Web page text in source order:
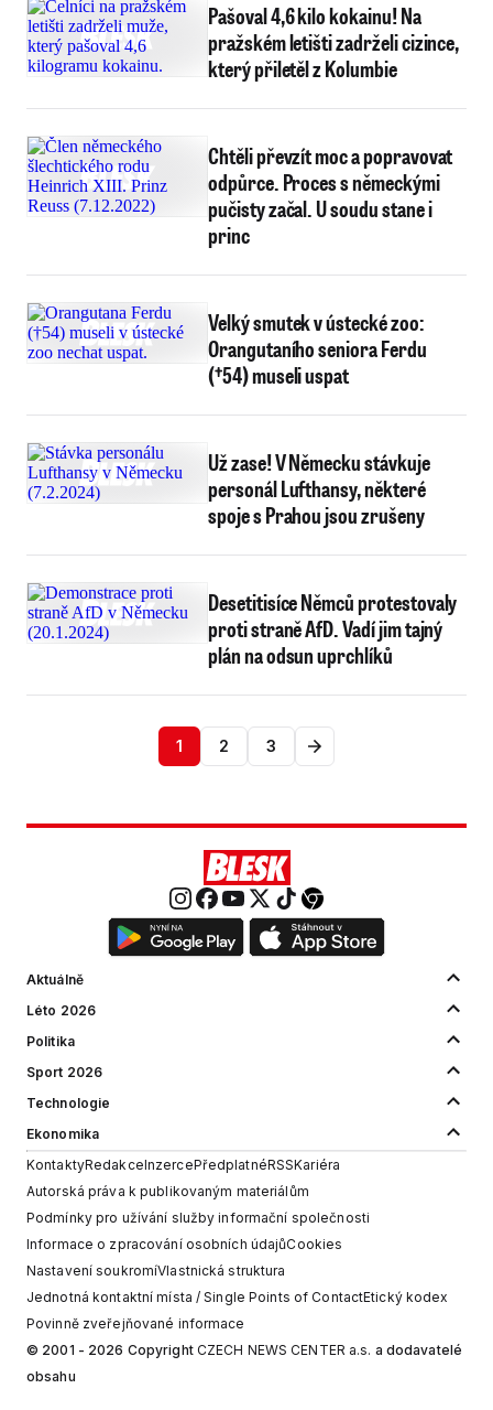
Pašoval 4,6 kilo kokainu! Na
pražském letišti zadrželi cizince,
který přiletěl z Kolumbie
Chtěli převzít moc a popravovat
odpůrce. Proces s německými
pučisty začal. U soudu stane i
princ
Velký smutek v ústecké zoo:
Orangutaního seniora Ferdu
(†54) museli uspat
Už zase! V Německu stávkuje
personál Lufthansy, některé
spoje s Prahou jsou zrušeny
Desetitisíce Němců protestovaly
proti straně AfD. Vadí jim tajný
plán na odsun uprchlíků
1 2 3
Aktuálně
Léto 2026
Politika
Sport 2026
Technologie
Ekonomika
KontaktyRedakceInzercePředplatnéRSSKariéra
Autorská práva k publikovaným materiálům
Podmínky pro užívání služby informační společnosti
Informace o zpracování osobních údajůCookies
Nastavení soukromíVlastnická struktura
Jednotná kontaktní místa / Single Points of ContactEtický kodex
Povinně zveřejňované informace
© 2001 - 2026 Copyright CZECH NEWS CENTER a.s. a dodavatelé
obsahu